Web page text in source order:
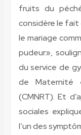
fruits du
considère le fait
le mariage
pudeur»,
du service de
de Maternité
(CMNRT). Et
sociales
l’un des